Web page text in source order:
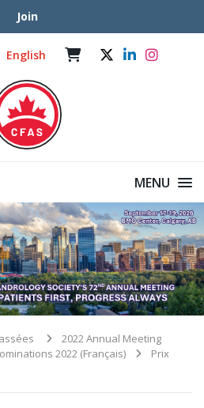
Join
English
MENU
2022 Annual Meeting
2022 (Français)
Prix ​​